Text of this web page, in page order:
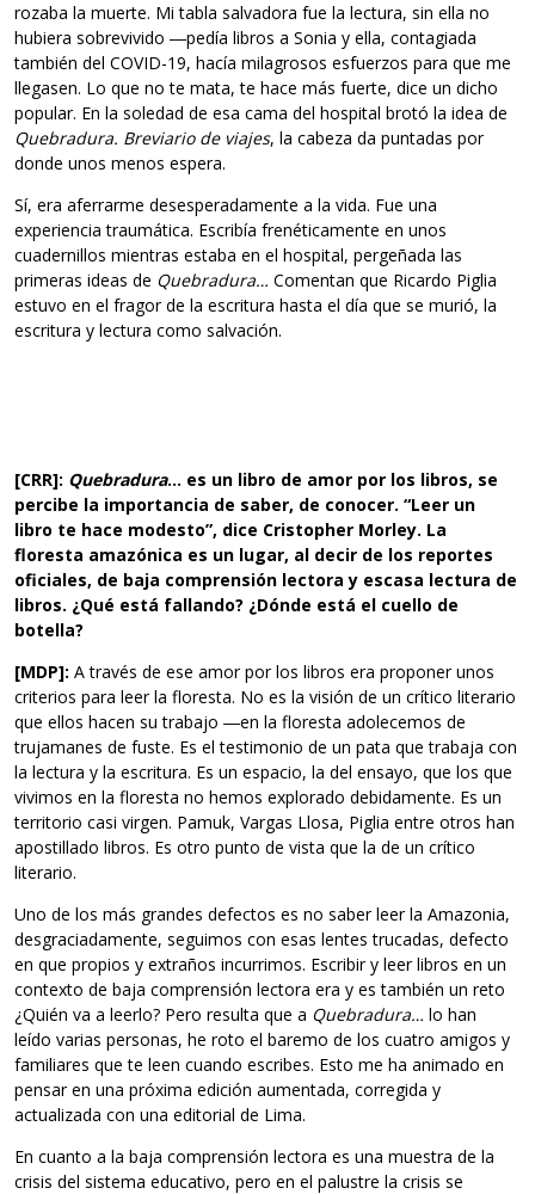
rozaba la muerte. Mi tabla salvadora fue la lectura, sin ella no
hubiera sobrevivido ―pedía libros a Sonia y ella, contagiada
también del COVID-19, hacía milagrosos esfuerzos para que me
llegasen. Lo que no te mata, te hace más fuerte, dice un dicho
popular. En la soledad de esa cama del hospital brotó la idea de
Quebradura. Breviario de viajes, la cabeza da puntadas por
donde unos menos espera.
Sí, era aferrarme desesperadamente a la vida. Fue una
experiencia traumática. Escribía frenéticamente en unos
cuadernillos mientras estaba en el hospital, pergeñada las
primeras ideas de Quebradura… Comentan que Ricardo Piglia
estuvo en el fragor de la escritura hasta el día que se murió, la
escritura y lectura como salvación.
[CRR]: Quebradura… es un libro de amor por los libros, se
percibe la importancia de saber, de conocer. “Leer un
libro te hace modesto”, dice Cristopher Morley. La
floresta amazónica es un lugar, al decir de los reportes
oficiales, de baja comprensión lectora y escasa lectura de
libros. ¿Qué está fallando? ¿Dónde está el cuello de
botella?
[MDP]: A través de ese amor por los libros era proponer unos
criterios para leer la floresta. No es la visión de un crítico literario
que ellos hacen su trabajo ―en la floresta adolecemos de
trujamanes de fuste. Es el testimonio de un pata que trabaja con
la lectura y la escritura. Es un espacio, la del ensayo, que los que
vivimos en la floresta no hemos explorado debidamente. Es un
territorio casi virgen. Pamuk, Vargas Llosa, Piglia entre otros han
apostillado libros. Es otro punto de vista que la de un crítico
literario.
Uno de los más grandes defectos es no saber leer la Amazonia,
desgraciadamente, seguimos con esas lentes trucadas, defecto
en que propios y extraños incurrimos. Escribir y leer libros en un
contexto de baja comprensión lectora era y es también un reto
¿Quién va a leerlo? Pero resulta que a Quebradura… lo han
leído varias personas, he roto el baremo de los cuatro amigos y
familiares que te leen cuando escribes. Esto me ha animado en
pensar en una próxima edición aumentada, corregida y
actualizada con una editorial de Lima.
En cuanto a la baja comprensión lectora es una muestra de la
crisis del sistema educativo, pero en el palustre la crisis se